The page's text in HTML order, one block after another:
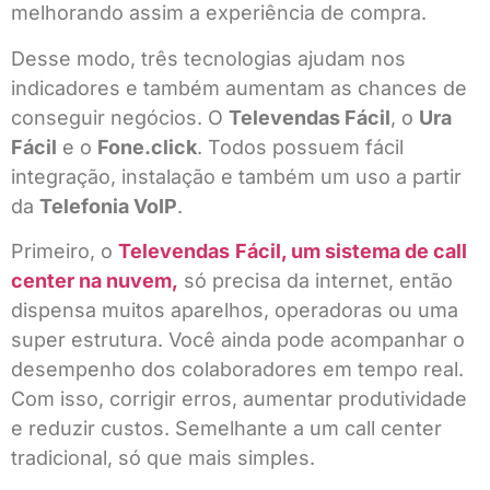
melhorando assim a experiência de compra.
Desse modo, três tecnologias ajudam nos
indicadores e também aumentam as chances de
conseguir negócios. O Televendas Fácil, o Ura
Fácil e o Fone.click. Todos possuem fácil
integração, instalação e também um uso a partir
da Telefonia VoIP.
Primeiro, o Televendas Fácil, um sistema de call
center na nuvem, só precisa da internet, então
dispensa muitos aparelhos, operadoras ou uma
super estrutura. Você ainda pode acompanhar o
desempenho dos colaboradores em tempo real.
Com isso, corrigir erros, aumentar produtividade
e reduzir custos. Semelhante a um call center
tradicional, só que mais simples.